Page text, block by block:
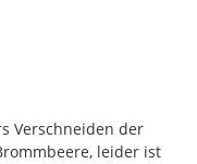
Verschneiden der
leider ist